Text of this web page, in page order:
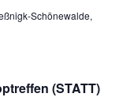
Schönewalde,
(STATT)